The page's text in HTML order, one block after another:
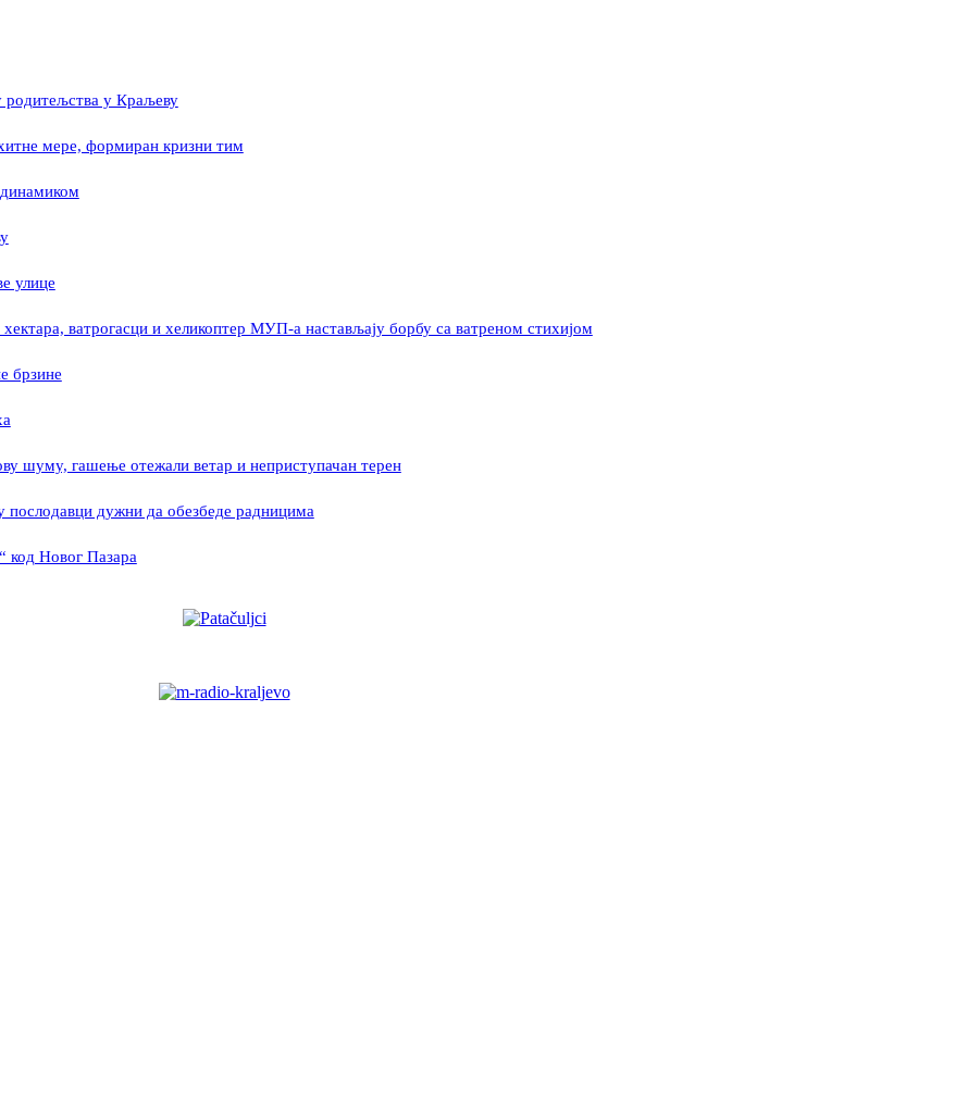
родитељства у Краљеву
мере, формиран кризни тим
улице
ватрогасци и хеликоптер МУП-а настављају борбу са ватреном стихијом
брзине
шуму, гашење отежали ветар и неприступачан терен
послодавци дужни да обезбеде радницима
код Новог Пазара